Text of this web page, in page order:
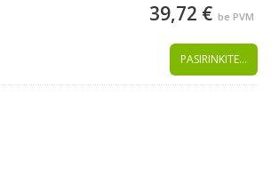
39,72 € be PVM
PASIRINKITE...